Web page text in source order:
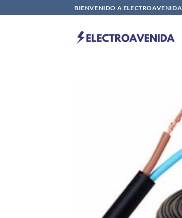
al
BIENVENIDO A ELECTROAVENIDA